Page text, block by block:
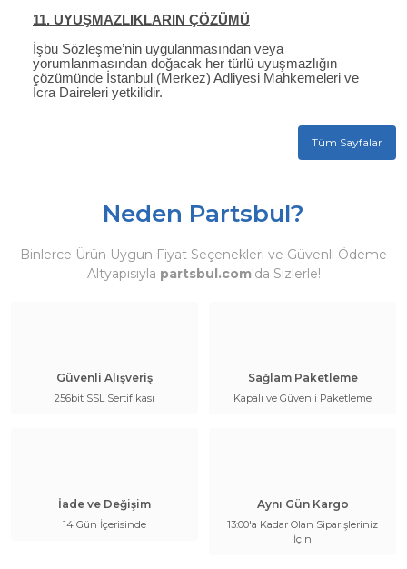
11. UYUŞMAZLIKLARIN ÇÖZÜMÜ
İşbu Sözleşme’nin uygulanmasından veya
yorumlanmasından doğacak her türlü uyuşmazlığın
çözümünde İstanbul (Merkez) Adliyesi Mahkemeleri ve
İcra Daireleri yetkilidir.
Tüm Sayfalar
Neden Partsbul?
Binlerce Ürün Uygun Fiyat Seçenekleri ve Güvenli Ödeme
Altyapısıyla partsbul.com'da Sizlerle!
Güvenli Alışveriş
256bit SSL Sertifikası
Sağlam Paketleme
Kapalı ve Güvenli Paketleme
İade ve Değişim
14 Gün İçerisinde
Aynı Gün Kargo
13:00'a Kadar Olan Siparişleriniz
İçin